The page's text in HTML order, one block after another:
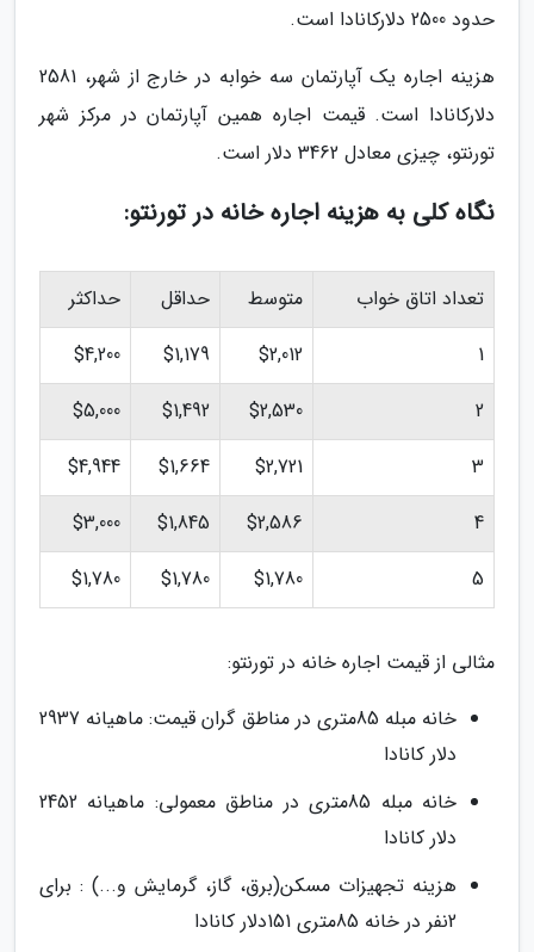
حدود 2500 دلارکانادا است.
هزینه اجاره یک آپارتمان سه خوابه در خارج از شهر، 2581
دلارکانادا است. قیمت اجاره همین آپارتمان در مرکز شهر
تورنتو، چیزی معادل 3462 دلار است.
نگاه کلی به هزینه اجاره خانه در تورنتو:
تعداد اتاق خواب متوسط حداقل
حداکثر
1
$2,012
$1,179
$4,200
2
$2,530
$1,492
$5,000
3
$2,721
$1,664
$4,944
4
$2,586
$1,845
$3,000
5
$1,780
$1,780
$1,780
مثالی از قیمت اجاره خانه در تورنتو:
خانه مبله 85متری در مناطق گران قیمت: ماهیانه 2937
دلار کانادا
خانه مبله 85متری در مناطق معمولی: ماهیانه 2452
دلار کانادا
هزینه تجهیزات مسکن(برق، گاز، گرمایش و...) : برای
2نفر در خانه 85متری 151دلار کانادا